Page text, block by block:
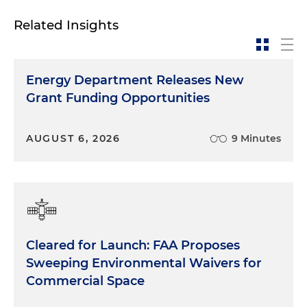
Bienvenido, Jaime.
acompañarlos en esta conversación y a tocar esos
temas tan importantes para el desarrollo del país.
usted, Jaime. De acuerdo con su experiencia,
Los principales retos que se enfrentan
en los proyectos de infraestructura
Jaime Pedroza:Mira Camilo, yo creo que Colombia
Related Insights
Energy Department Releases New
Grant Funding Opportunities
AUGUST 6, 2026 9 Minutes
Cleared for Launch: FAA Proposes
Sweeping Environmental Waivers for
Commercial Space